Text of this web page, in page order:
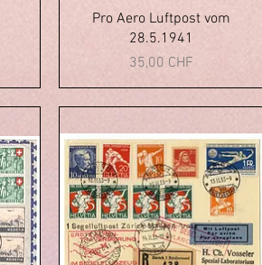
Vista rapida
Pro Aero Luftpost vom
28.5.1941
Prezzo
35,00 CHF